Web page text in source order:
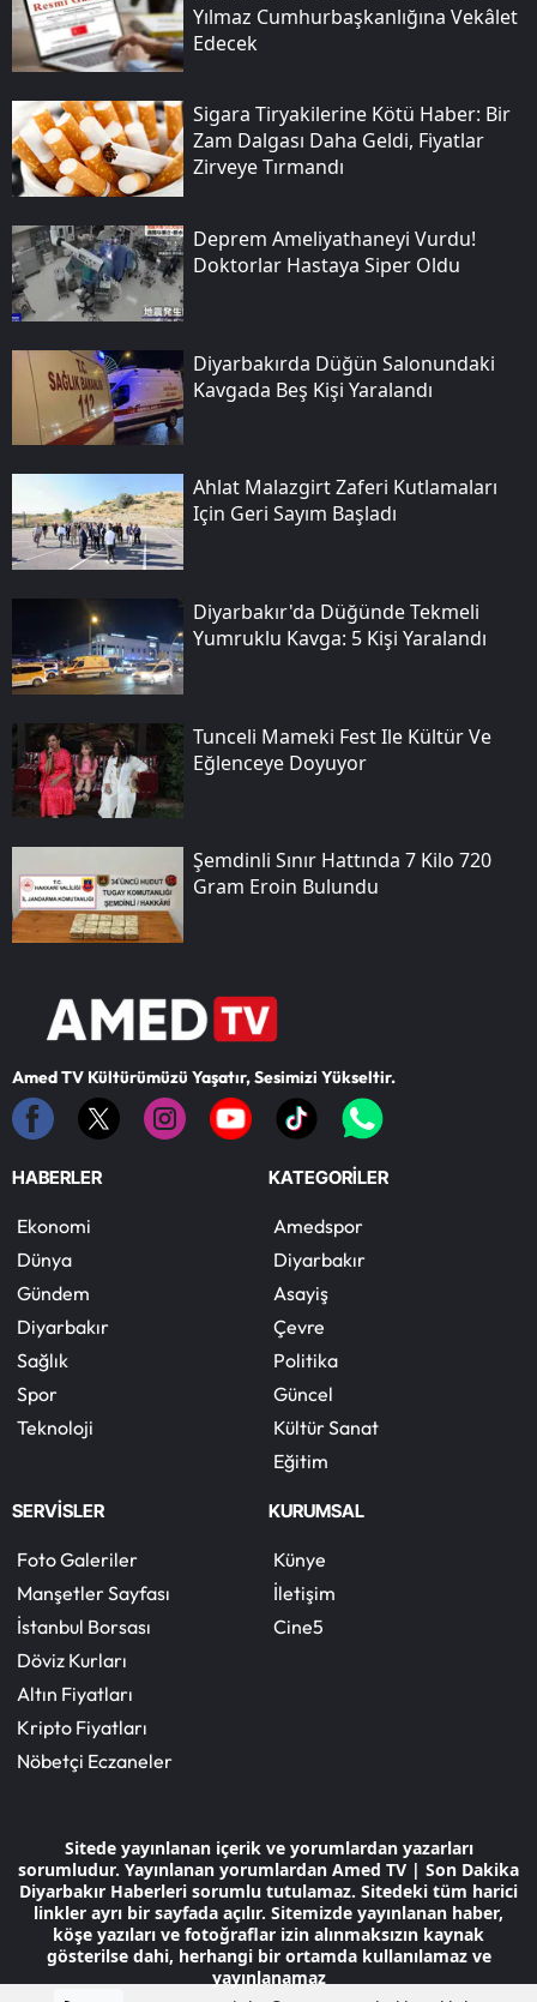
Yılmaz Cumhurbaşkanlığına Vekâlet
Edecek
Sigara Tiryakilerine Kötü Haber: Bir
Zam Dalgası Daha Geldi, Fiyatlar
Zirveye Tırmandı
Deprem Ameliyathaneyi Vurdu!
Doktorlar Hastaya Siper Oldu
Diyarbakırda Düğün Salonundaki
Kavgada Beş Kişi Yaralandı
Ahlat Malazgirt Zaferi Kutlamaları
Için Geri Sayım Başladı
Diyarbakır'da Düğünde Tekmeli
Yumruklu Kavga: 5 Kişi Yaralandı
Tunceli Mameki Fest Ile Kültür Ve
Eğlenceye Doyuyor
Şemdinli Sınır Hattında 7 Kilo 720
Gram Eroin Bulundu
Amed TV Kültürümüzü Yaşatır, Sesimizi Yükseltir.
HABERLER
Ekonomi
Dünya
Gündem
Diyarbakır
Sağlık
Spor
Teknoloji
KATEGORİLER
Amedspor
Diyarbakır
Asayiş
Çevre
Politika
Güncel
Kültür Sanat
Eğitim
SERVİSLER
Foto Galeriler
Manşetler Sayfası
İstanbul Borsası
Döviz Kurları
Altın Fiyatları
Kripto Fiyatları
Nöbetçi Eczaneler
KURUMSAL
Künye
İletişim
Cine5
Sitede yayınlanan içerik ve yorumlardan yazarları
sorumludur. Yayınlanan yorumlardan Amed TV | Son Dakika
Diyarbakır Haberleri sorumlu tutulamaz. Sitedeki tüm harici
linkler ayrı bir sayfada açılır. Sitemizde yayınlanan haber,
köşe yazıları ve fotoğraflar izin alınmaksızın kaynak
gösterilse dahi, herhangi bir ortamda kullanılamaz ve
yayınlanamaz